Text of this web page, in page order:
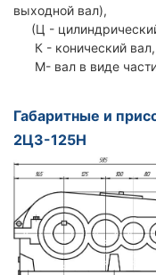
выходной вал),
(Ц -
К - конический вал,
М- вал в виде части
Габаритные и
2Ц3-125Н